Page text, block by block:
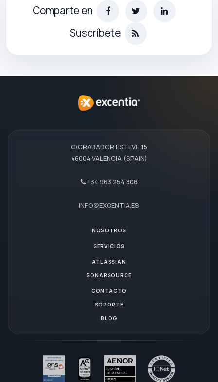
Comparte en
Suscríbete
C/GRABADOR ESTEVE 15
46004 VALENCIA (SPAIN)
+34 963 254 808
INFO@EXCENTIA.ES
NOSOTROS
SERVICIOS
ATLASSIAN
SONARSOURCE
CONTACTO
SOPORTE
BLOG